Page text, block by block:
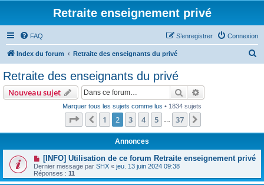
Retraite enseignement privé
FAQ Connexion
S’enregistrer
Index du forum Retraite des enseignants du privé
h
r
Retraite des enseignants du privé
Nouveau sujet Rechercher
Marquer tous les sujets comme lus • 1834 sujets
Page sur37
Précédente
1 2 3 4 5 37
Annonces
[INFO] Utilisation de ce forum Retraite enseignement privé
Dernier message par SHX « jeu. 13 juin 2024 09:38
Réponses : 11